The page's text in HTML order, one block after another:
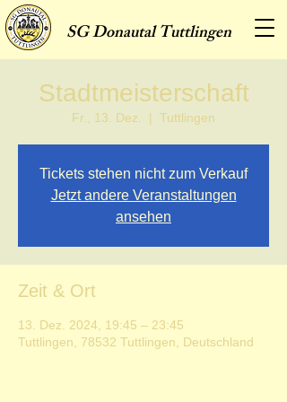
SGDonautal Tuttlingen
Stadtmeisterschaft
Fr., 13. Dez.
  |
Tuttlingen
Tickets stehen nicht zum Verkauf
Jetzt andere Veranstaltungen
ansehen
Zeit & Ort
13. Dez. 2024, 19:45 – 23:45
Tuttlingen, 78532 Tuttlingen, Deutschland